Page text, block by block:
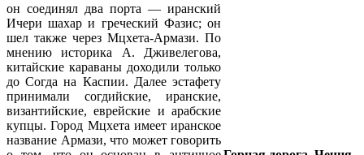
он соединял два порта — иранский
Ичери шахар и греческий Фазис; он
шел также через Мцхета-Армази. По
мнению историка А. Дживелегова,
китайские караваны доходили только
до Согда на Каспии. Далее эстафету
принимали согдийские, иранские,
византийские, еврейские и арабские
купцы. Город Мцхета имеет иранское
название Армази, что может говорить